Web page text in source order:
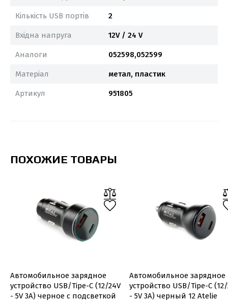
Кількість USB портів 2
Вхідна напруга 12V / 24 V
Аналоги 052598,052599
Матеріал метал, пластик
Артикул 951805
ПОХОЖИЕ ТОВАРЫ
Автомобильное зарядное
устройство USB/Tipe-C (12/24V
- 5V 3A) черное с подсветкой
Автомобильное зарядное
устройство USB/Tipe-C
- 5V 3A) черный 12 Atelie